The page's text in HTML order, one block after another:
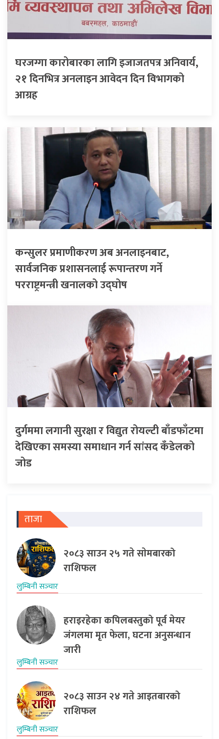
घरजग्गा कारोबारका लागि इजाजतपत्र अनिवार्य,
२१ दिनभित्र अनलाइन आवेदन दिन विभागको
आग्रह
कन्सुलर प्रमाणीकरण अब अनलाइनबाट,
सार्वजनिक प्रशासनलाई रूपान्तरण गर्ने
परराष्ट्रमन्त्री खनालको उद्घोष
दुर्गममा लगानी सुरक्षा र विद्युत रोयल्टी बाँडफाँटमा
देखिएका समस्या समाधान गर्न सांसद कँडेलको
जोड
ताजा
२०८३ साउन २५ गते साेमबारको
राशिफल
लुम्बिनी सञ्‍चार
हराइरहेका कपिलबस्तुको पूर्व मेयर
जंगलमा मृत फेला, घटना अनुसन्धान
जारी
लुम्बिनी सञ्‍चार
२०८३ साउन २४ गते आइतबारको
राशिफल
लुम्बिनी सञ्‍चार